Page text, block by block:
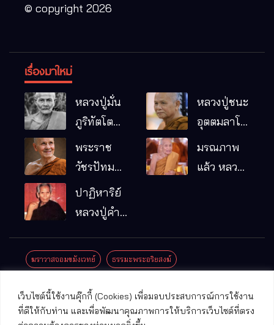
เว็บไซต์นี้ใช้งานคุ๊กกี้ (Cookies) เพื่อมอบประสบการณ์การใช้งาน
ที่ดีให้กับท่าน และเพื่อพัฒนาคุณภาพการให้บริการเว็บไซต์ที่ตรง
© copyright 2026
เรื่องมาใหม่
หลวงปู่มั่น
ภูริทัตโต
พระอริยเจ้า
ผู้เป็นบิดา
รมฐาน
หลวงปู่ชนะ
อุตตมลาโภ
หมากอื๋อ
พระราช
วัชรปัทม
คุณ (หลวง
ปู่บัวเกตุ
แล้ว วัดป่า
อ.แม่ริม
มรณภาพ
แล้ว หลวง
ปาฏิหาริย์
หลวงปู่คำ
มณี
ฆราวาสจอมขมังเวทย์ ธรรมะพระอริยสงฆ์
ปาฏิหาริย์พระเครื่อง